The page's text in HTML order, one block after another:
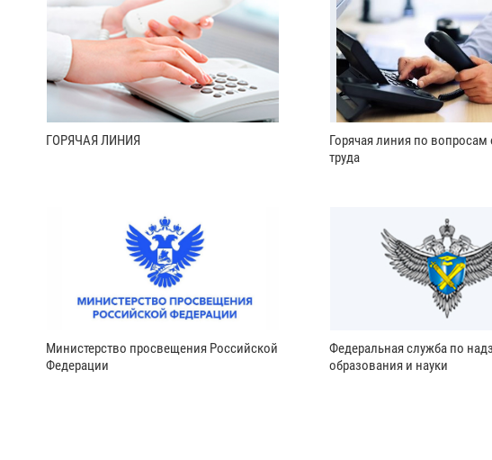
ГОРЯЧАЯ ЛИНИЯ
Горячая линия по вопросам
труда
Министерство просвещения Российской
Федерации
Федеральная служба по
образования и науки